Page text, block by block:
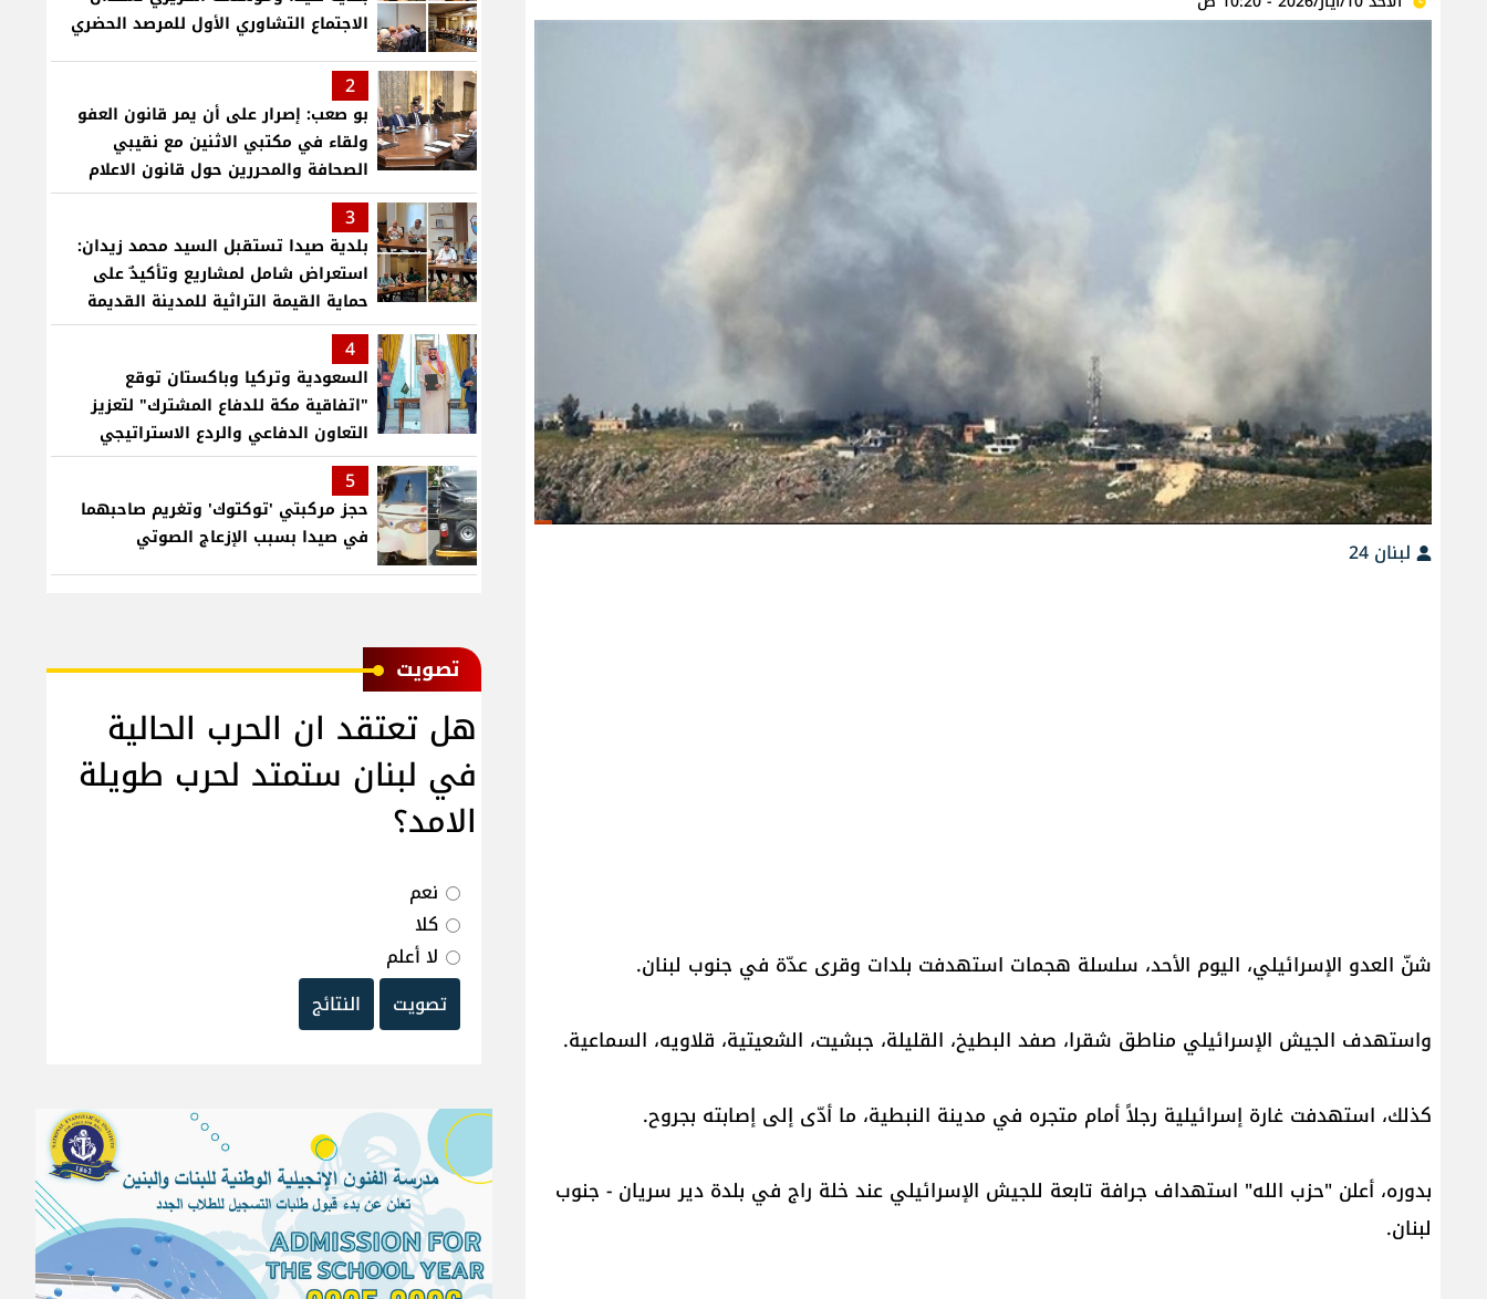
لبنان 24
شنّ العدو الإسرائيلي، اليوم الأحد، سلسلة هجمات استهدفت بلدات وقرى عدّة في جنوب لبنان.
واستهدف الجيش الإسرائيلي مناطق شقرا، صفد البطيخ، القليلة، جبشيت، الشعيتية، قلاويه، السماعية.
كذلك، استهدفت غارة إسرائيلية رجلاً أمام متجره في مدينة النبطية، ما أدّى إلى إصابته بجروح.
بدوره، أعلن "حزب الله" استهداف جرافة تابعة للجيش الإسرائيلي عند خلة راج في بلدة دير سريان - جنوب
لبنان.
الاجتماع التشاوري الأول للمرصد الحضري
2
بو صعب: إصرار على أن يمر قانون العفو
ولقاء في مكتبي الاثنين مع نقيبي
الصحافة والمحررين حول قانون الاعلام
3
بلدية صيدا تستقبل السيد محمد زيدان:
استعراض شامل لمشاريع وتأكيدٌ على
حماية القيمة التراثية للمدينة القديمة
4
السعودية وتركيا وباكستان توقع
"اتفاقية مكة للدفاع المشترك" لتعزيز
التعاون الدفاعي والردع الاستراتيجي
5
حجز مركبتي 'توكتوك' وتغريم صاحبهما
في صيدا بسبب الإزعاج الصوتي
ﺗﺼﻮﻳﺖ
هل تعتقد ان الحرب الحالية
في لبنان ستمتد لحرب طويلة
الامد؟
نعم
كلا
لا أعلم
تصويت
النتائج